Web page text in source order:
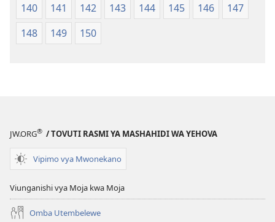
140
141 142 143 144 145 146
147
148
149 150
JW.ORG® / TOVUTI RASMI YA MASHAHIDI WA YEHOVA
Vipimo vya Mwonekano
Viunganishi vya Moja kwa Moja
Omba Utembelewe